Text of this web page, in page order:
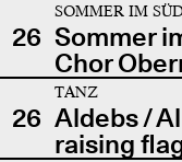
26
SOMMER IM
Sommer
Chor
26
TANZ
Aldebs /
raising